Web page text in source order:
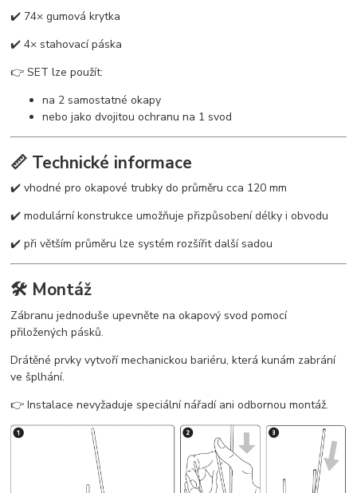
✔️ 74× gumová krytka
✔️ 4× stahovací páska
👉 SET lze použít:
na 2 samostatné okapy
nebo jako dvojitou ochranu na 1 svod
📏 Technické informace
✔️ vhodné pro okapové trubky do průměru cca 120 mm
✔️ modulární konstrukce umožňuje přizpůsobení délky i obvodu
✔️ při větším průměru lze systém rozšířit další sadou
🛠️ Montáž
Zábranu jednoduše upevněte na okapový svod pomocí
přiložených pásků.
Drátěné prvky vytvoří mechanickou bariéru, která kunám zabrání
ve šplhání.
👉 Instalace nevyžaduje speciální nářadí ani odbornou montáž.